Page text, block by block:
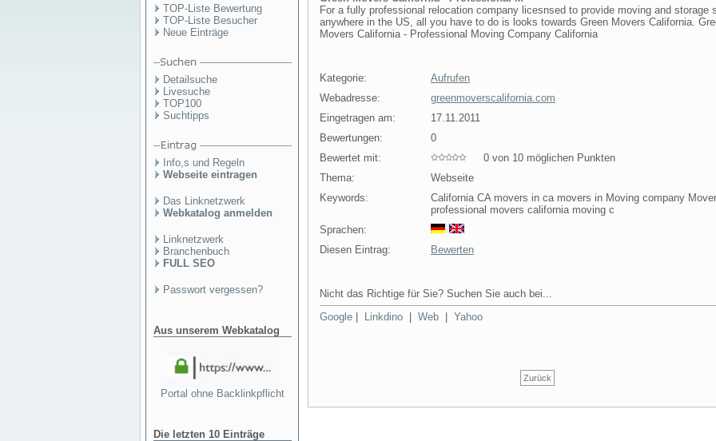
TOP-Liste Bewertung
TOP-Liste Besucher
Neue Einträge
Detailsuche
Livesuche
TOP100
Suchtipps
Info,s und Regeln
Webseite eintragen
Das Linknetzwerk
Webkatalog anmelden
Linknetzwerk
Branchenbuch
FULL SEO
Passwort vergessen?
Aus unserem Webkatalog
Portal ohne Backlinkpflicht
Die letzten 10 Einträge
For a fully professional relocation company licesnsed to provide moving and storage
anywhere in the US, all you have to do is looks towards Green Movers California.
Movers California - Professional Moving Company California
Kategorie:
Aufrufen
Webadresse:
greenmoverscalifornia.com
Eingetragen am:
17.11.2011
Bewertungen:
0
Bewertet mit:
0 von 10 möglichen Punkten
Thema:
Webseite
Keywords:
California CA movers in ca movers in Moving company
professional movers california moving c
Sprachen:
Diesen Eintrag:
Bewerten
Nicht das Richtige für Sie? Suchen Sie auch bei...
Google
Linkdino Web Yahoo
Zurück